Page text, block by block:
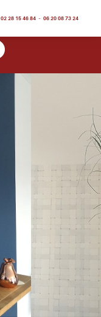
02 28 15 46 84 – 06 20 08 73 24